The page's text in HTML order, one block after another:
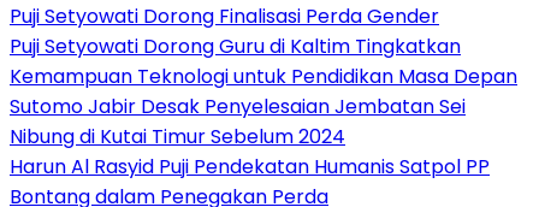
Puji Setyowati Dorong Finalisasi Perda Gender
Puji Setyowati Dorong Guru di Kaltim Tingkatkan
Kemampuan Teknologi untuk Pendidikan Masa Depan
Sutomo Jabir Desak Penyelesaian Jembatan Sei
Nibung di Kutai Timur Sebelum 2024
Harun Al Rasyid Puji Pendekatan Humanis Satpol PP
Bontang dalam Penegakan Perda